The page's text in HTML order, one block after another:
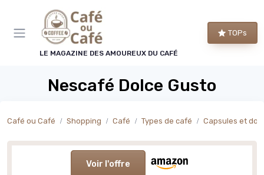
LE MAGAZINE DES AMOUREUX DU CAFÉ
TOPs
Nescafé Dolce Gusto
Café ou Café Shopping Café Types de café Capsules et
Voir l'offre
Panneau de gestion des cookies